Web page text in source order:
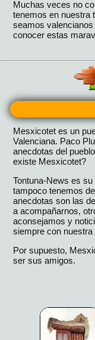
Mesxicotet es un
Valenciana. Paco
anecdotas del
existe Mesxicotet?
Tontuna-News es
tampoco tenemos
anecdotas son las
a acompañarnos,
aconsejamos y
siempre con
Por supuesto,
ser sus amigos.